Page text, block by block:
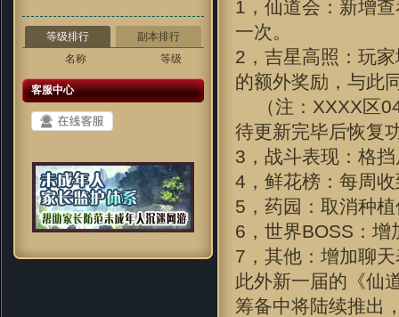
等级排行
副本排行
名称
等级
客服中心
1，仙道会：新增
一次。
2，吉星高照：玩
的额外奖励，与此
（注：XXXX区
待更新完毕后恢复
3，战斗表现：格
4，鲜花榜：每周
5，药园：取消种
6，世界BOSS：增
7，其他：增加聊
此外新一届的《仙
筹备中将陆续推出